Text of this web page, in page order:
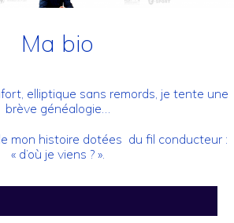
Ma bio
elliptique sans remords, je tente une
brève généalogie…
mon histoire dotées du fil conducteur :
« d’où je viens ? ».